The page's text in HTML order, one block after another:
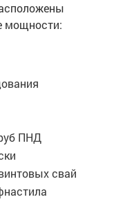
мощности:
ПНД
свай